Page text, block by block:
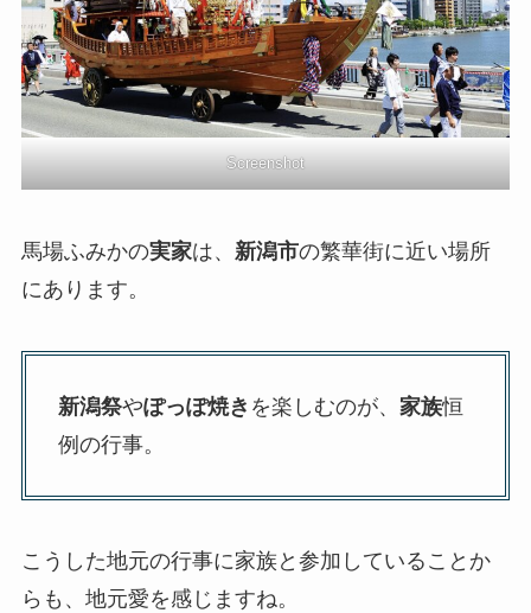
Screenshot
馬場ふみかの実家は、 新潟市の繁華街に近い場所
にあります。
新潟祭やぽっぽ焼き を楽しむのが、 家族恒
例の行事。
こうした地元の行事に家族と参加していることか
らも、地元愛を感じますね。